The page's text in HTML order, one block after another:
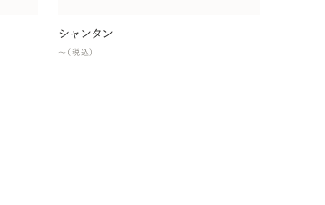
シャンタン
〜（税込）